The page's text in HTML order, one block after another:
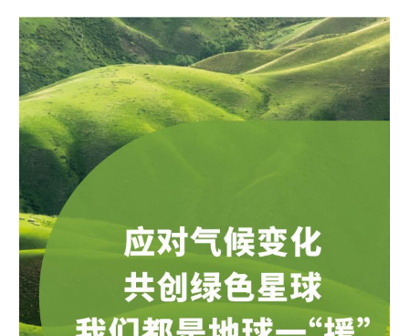
图
片
展
｜
应
对
气
候
变
化
共
创
绿
色
星
球，